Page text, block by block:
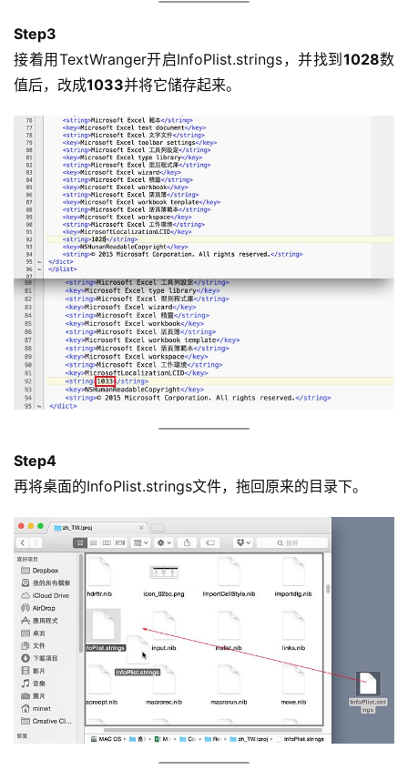
Step3
接着用TextWranger开启InfoPlist.strings，并找到1028数
值后，改成1033并将它储存起来。
Step4
再将桌面的InfoPlist.strings文件，拖回原来的目录下。